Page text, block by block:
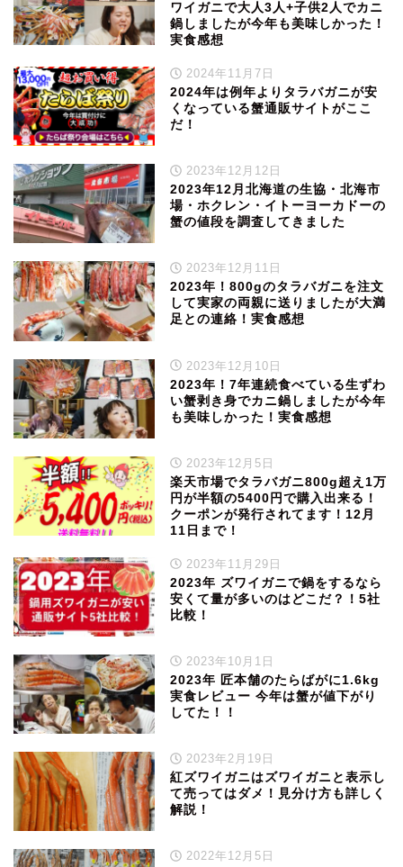
ワイガニで大人3人+子供2人でカニ
鍋しましたが今年も美味しかった！
実食感想
2024年11月7日
2024年は例年よりタラバガニが安
くなっている蟹通販サイトがここ
だ！
2023年12月12日
2023年12月北海道の生協・北海市
場・ホクレン・イトーヨーカドーの
蟹の値段を調査してきました
2023年12月11日
2023年！800gのタラバガニを注文
して実家の両親に送りましたが大満
足との連絡！実食感想
2023年12月10日
2023年！7年連続食べている生ずわ
い蟹剥き身でカニ鍋しましたが今年
も美味しかった！実食感想
2023年12月5日
楽天市場でタラバガニ800g超え1万
円が半額の5400円で購入出来る！
クーポンが発行されてます！12月
11日まで！
2023年11月29日
2023年 ズワイガニで鍋をするなら
安くて量が多いのはどこだ？！5社
比較！
2023年10月1日
2023年 匠本舗のたらばがに1.6kg
実食レビュー 今年は蟹が値下がり
してた！！
2023年2月19日
紅ズワイガニはズワイガニと表示し
て売ってはダメ！見分け方も詳しく
解説！
2022年12月5日